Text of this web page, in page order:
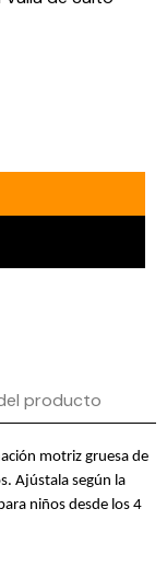
producto
motriz gruesa de
Ajústala según la
niños desde los 4